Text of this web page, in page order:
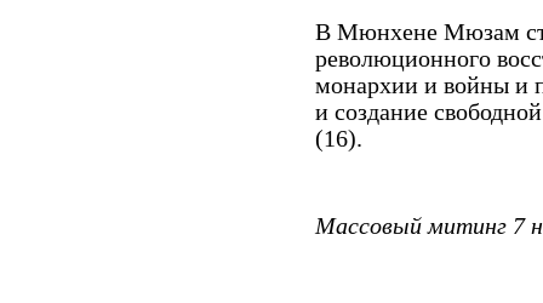
В Мюнхене Мюзам
революционного
монархии и войны и
и создание
(16).
Массовый митинг 7